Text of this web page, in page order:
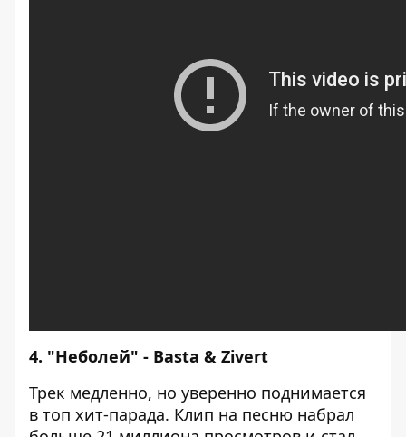
4. "Неболей" - Basta & Zivert
Трек медленно, но уверенно поднимается
в топ хит-парада. Клип на песню набрал